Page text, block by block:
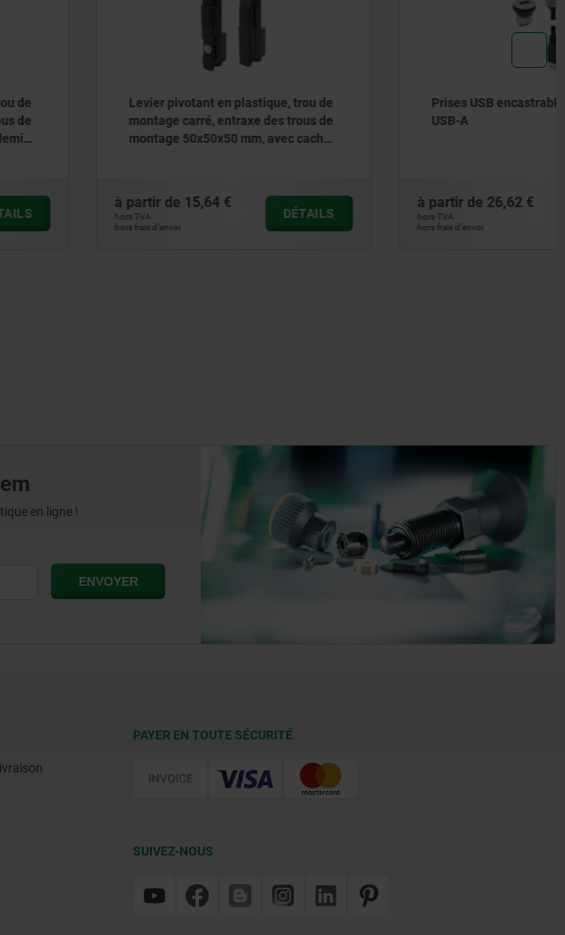
Levier pivotant en plastique, trou de
montage carré, entraxe des trous de
montage 50x50x50 mm, avec cache,
à partir de
hors TVA
hors frais d’envoi
DÉTAILS
Prises USB encastrables de type
USB-A
à partir de
hors TVA
hors frais d’envoi
DÉTAILS
en ligne !
PAYER EN TOUTE SÉCURITÉ
SUIVEZ-NOUS